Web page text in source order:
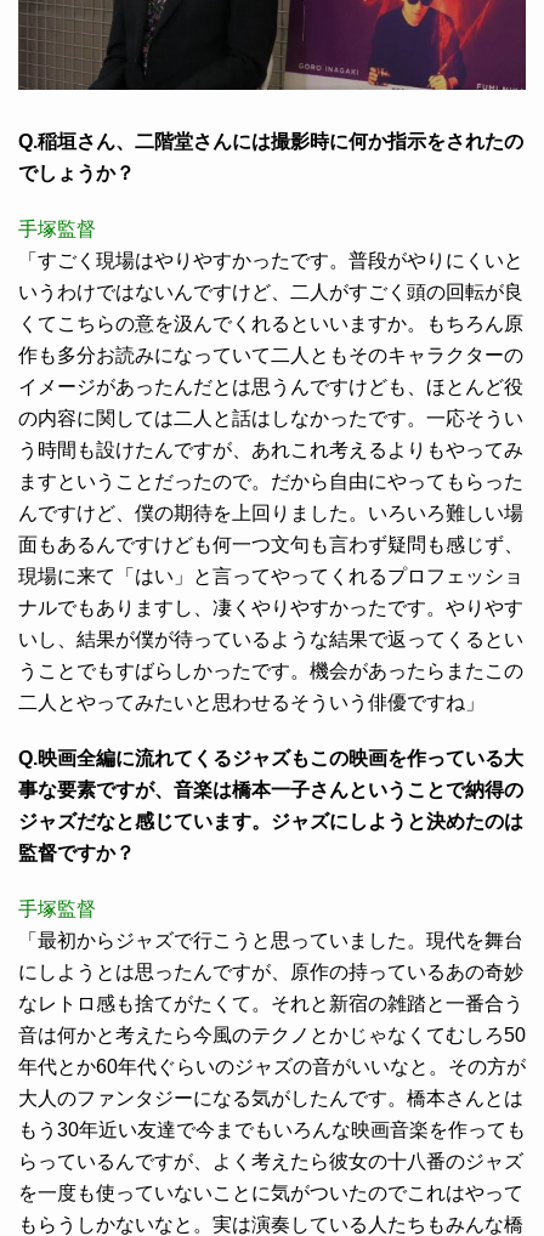
Q.稲垣さん、二階堂さんには撮影時に何か指示をされたの
でしょうか？
手塚監督
「すごく現場はやりやすかったです。普段がやりにくいと
いうわけではないんですけど、二人がすごく頭の回転が良
くてこちらの意を汲んでくれるといいますか。もちろん原
作も多分お読みになっていて二人ともそのキャラクターの
イメージがあったんだとは思うんですけども、ほとんど役
の内容に関しては二人と話はしなかったです。一応そうい
う時間も設けたんですが、あれこれ考えるよりもやってみ
ますということだったので。だから自由にやってもらった
んですけど、僕の期待を上回りました。いろいろ難しい場
面もあるんですけども何一つ文句も言わず疑問も感じず、
現場に来て「はい」と言ってやってくれるプロフェッショ
ナルでもありますし、凄くやりやすかったです。やりやす
いし、結果が僕が待っているような結果で返ってくるとい
うことでもすばらしかったです。機会があったらまたこの
二人とやってみたいと思わせるそういう俳優ですね」
Q.映画全編に流れてくるジャズもこの映画を作っている大
事な要素ですが、音楽は橋本一子さんということで納得の
ジャズだなと感じています。ジャズにしようと決めたのは
監督ですか？
手塚監督
「最初からジャズで行こうと思っていました。現代を舞台
にしようとは思ったんですが、原作の持っているあの奇妙
なレトロ感も捨てがたくて。それと新宿の雑踏と一番合う
音は何かと考えたら今風のテクノとかじゃなくてむしろ50
年代とか60年代ぐらいのジャズの音がいいなと。その方が
大人のファンタジーになる気がしたんです。橋本さんとは
もう30年近い友達で今までもいろんな映画音楽を作っても
らっているんですが、よく考えたら彼女の十八番のジャズ
を一度も使っていないことに気がついたのでこれはやって
もらうしかないなと。実は演奏している人たちもみんな橋